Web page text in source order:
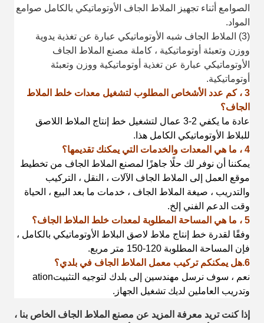
الصوامع أثناء تجهيز الملاط الجاف الأوتوماتيكي بالكامل صوامع
المواد.
(3) الملاط الجاف شبه الأوتوماتيكي عبارة عن تغذية يدوية
ووزن وتعبئة أوتوماتيكية ، كاملة مصنع الملاط الجاف
الأوتوماتيكي عبارة عن تغذية أوتوماتيكية ووزن وتعبئة
أوتوماتيكية.
3 ، كم عدد الأشخاص المطلوب لتشغيل معدات خلط الملاط
الجاف؟
عادة ما يكفي 2-3 عمال لتشغيل خط إنتاج الملاط اللاصق
للبلاط الأوتوماتيكي الكامل هذا.
4 ، ما هي المعدات والخدمات التي يمكنك تقديمها؟
يمكننا أن نوفر لك حلًا جاهزًا لمصنع الملاط الجاف من تخطيط
موقع العمل إلى الملاط الجاف الآلات ، النقل ، التركيب
والتدريب ، صيغة الملاط الجاف ، خدمات ما بعد البيع ، الحياة
وقت الدعم الفني إلخ.
5 ، ما هي المساحة المطلوبة لمعدات خلط الملاط الجاف؟
وفقًا لقدرة خط إنتاج ملاط ​​لاصق البلاط الأوتوماتيكي بالكامل ،
فإن المساحة المطلوبة 120-150 متر مربع.
6.هل يمكنكم تركيب معمل الملاط الجاف في بلدي؟
نعم ، سوف نرسل مهندسين إلى بلدك لتوجيه التثبيتation
وتدريب العاملين لديك تشغيل الجهاز.
إذا كنت تريد معرفة المزيد عن مصنع الملاط الجاف الخاص بنا ،